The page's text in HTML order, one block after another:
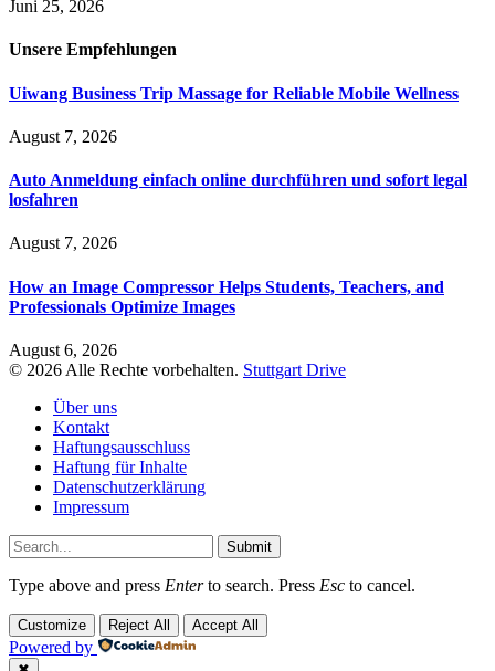
Juni 25, 2026
Unsere Empfehlungen
Uiwang Business Trip Massage for Reliable Mobile Wellness
August 7, 2026
Auto Anmeldung einfach online durchführen und sofort legal
losfahren
August 7, 2026
How an Image Compressor Helps Students, Teachers, and
Professionals Optimize Images
August 6, 2026
© 2026 Alle Rechte vorbehalten. Stuttgart Drive
Über uns
Kontakt
Haftungsausschluss
Haftung für Inhalte
Datenschutzerklärung
Impressum
Submit
Type above and press Enterto search. Press Esc to cancel.
Customize Reject All Accept All
Powered by